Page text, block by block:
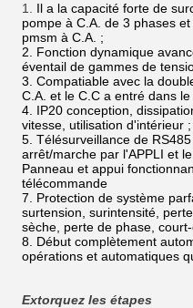
1. Il a la capacité forte de
pompe à C.A. de 3 phases
pmsm à C.A. ;
2. Fonction dynamique
éventail de gammes de
3. Compatiable avec la
C.A. et le C.C a entré dans
4. IP20 conception,
vitesse, utilisation d'intérieur ;
5. Télésurveillance de
arrêt/marche par l'APPLI et
Panneau et appui
télécommande
7. Protection de système
surtension, surintensité,
sèche, perte de phase,
8. Début complètement
opérations et automatiques
Extorquez les étapes